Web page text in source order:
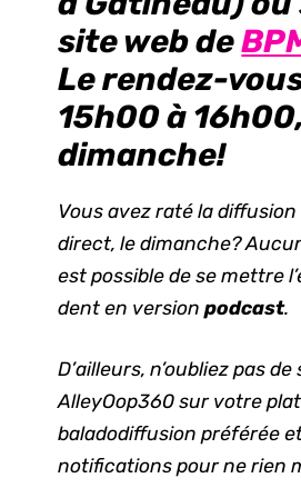
site web de
Le rendez-
15h00à
dimanche!
Vous avez raté la
direct, le dimanche?
est possible de se mettre
dent en versionpodcast.
D’ailleurs, n’oubliez pas
AlleyOop360 sur votre
baladodiffusion préférée
notifications pour ne rien